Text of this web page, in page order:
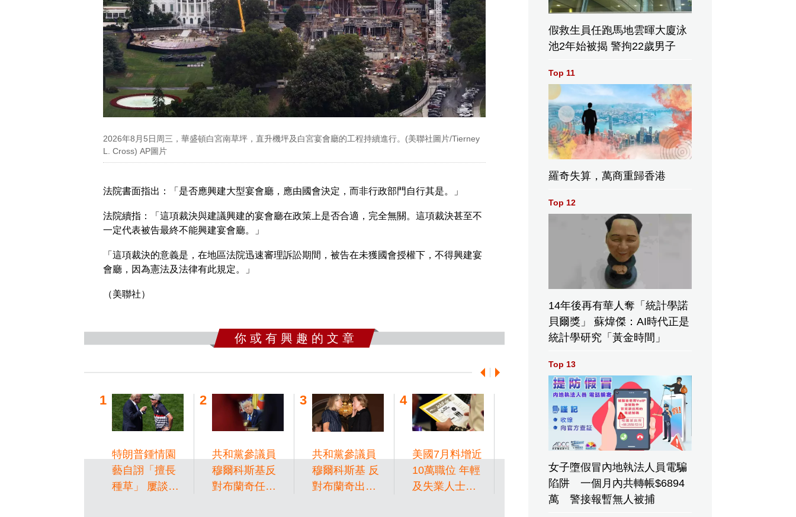
2026年8月5日周三，華盛頓白宮南草坪，直升機坪及白宮宴會廳的工程持續進行。(美聯社圖片/Tierney
L. Cross) AP圖片
法院書面指出：「是否應興建大型宴會廳，應由國會決定，而非行政部門自行其是。」
法院續指：「這項裁決與建議興建的宴會廳在政策上是否合適，完全無關。這項裁決甚至不
一定代表被告最終不能興建宴會廳。」
「這項裁決的意義是，在地區法院迅速審理訴訟期間，被告在未獲國會授權下，不得興建宴
會廳，因為憲法及法律有此規定。」
（美聯社）
你 或 有 興 趣 的 文 章
特朗普鍾情園
藝自詡「擅長
種草」 屢談草
共和黨參議員
穆爾科斯基反
對布蘭奇任司
共和黨參議員
穆爾科斯基 反
對布蘭奇出任
美國7月料增近
10萬職位 年輕
及失業人士求
特朗普簽署行
政命令 收緊在
美國出生兒童
自動獲公民身
特朗普白宮設
宴款待冬奧殘
奧運動員 讚揚
成就
假救生員任跑馬地雲暉大廈泳
池2年始被揭 警拘22歲男子
Top 11
羅奇失算，萬商重歸香港
Top 12
14年後再有華人奪「統計學諾
貝爾獎」 蘇煒傑：AI時代正是
統計學研究「黃金時間」
Top 13
女子墮假冒內地執法人員電騙
陷阱 一個月內共轉帳$6894
萬 警接報暫無人被捕